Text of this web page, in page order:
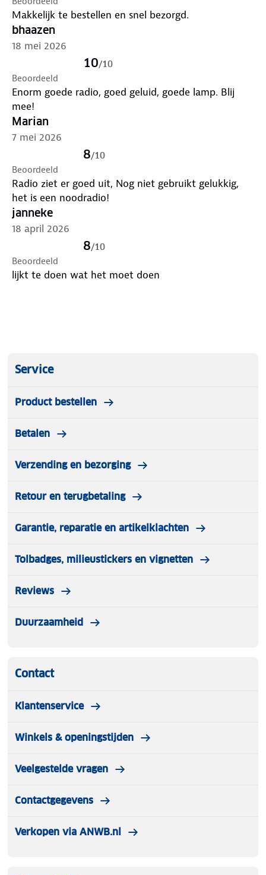
SOS-alarmfunctie biedt extra veiligheid in kritieke
situaties, terwijl het compacte formaat ervoor zorgt
dat je het apparaat gemakkelijk meeneemt. Drie
manieren van opladen
Wat deze noodradio echt uniek maakt, is de
flexibiliteit in stroomvoorziening. Je kunt kiezen uit
vier oplaadopties:
Zonne-energie: ideaal voor buitengebruik en
milieuvriendelijk.Handmatig opwinden: je hebt altijd
stroom, zelfs zonder zon of stroomvoorziening.
USB-C-kabel: snel en gemakkelijk opladen via een
stopcontact of powerbank.
Makkelijk te bestellen en snel bezorgd.
bhaazen
18 mei 2026
10/10
Beoordeeld
Enorm goede radio, goed geluid, goede lamp. Blij
mee!
Marian
7 mei 2026
8/10
Beoordeeld
Radio ziet er goed uit, Nog niet gebruikt gelukkig,
het is een noodradio!
janneke
18 april 2026
8/10
Beoordeeld
lijkt te doen wat het moet doen
Service
Product bestellen
Betalen
Verzending en bezorging
Retour en terugbetaling
Garantie, reparatie en artikelklachten
Tolbadges, milieustickers en vignetten
Reviews
Duurzaamheid
Contact
Klantenservice
Winkels & openingstijden
Veelgestelde vragen
Contactgegevens
Verkopen via ANWB.nl